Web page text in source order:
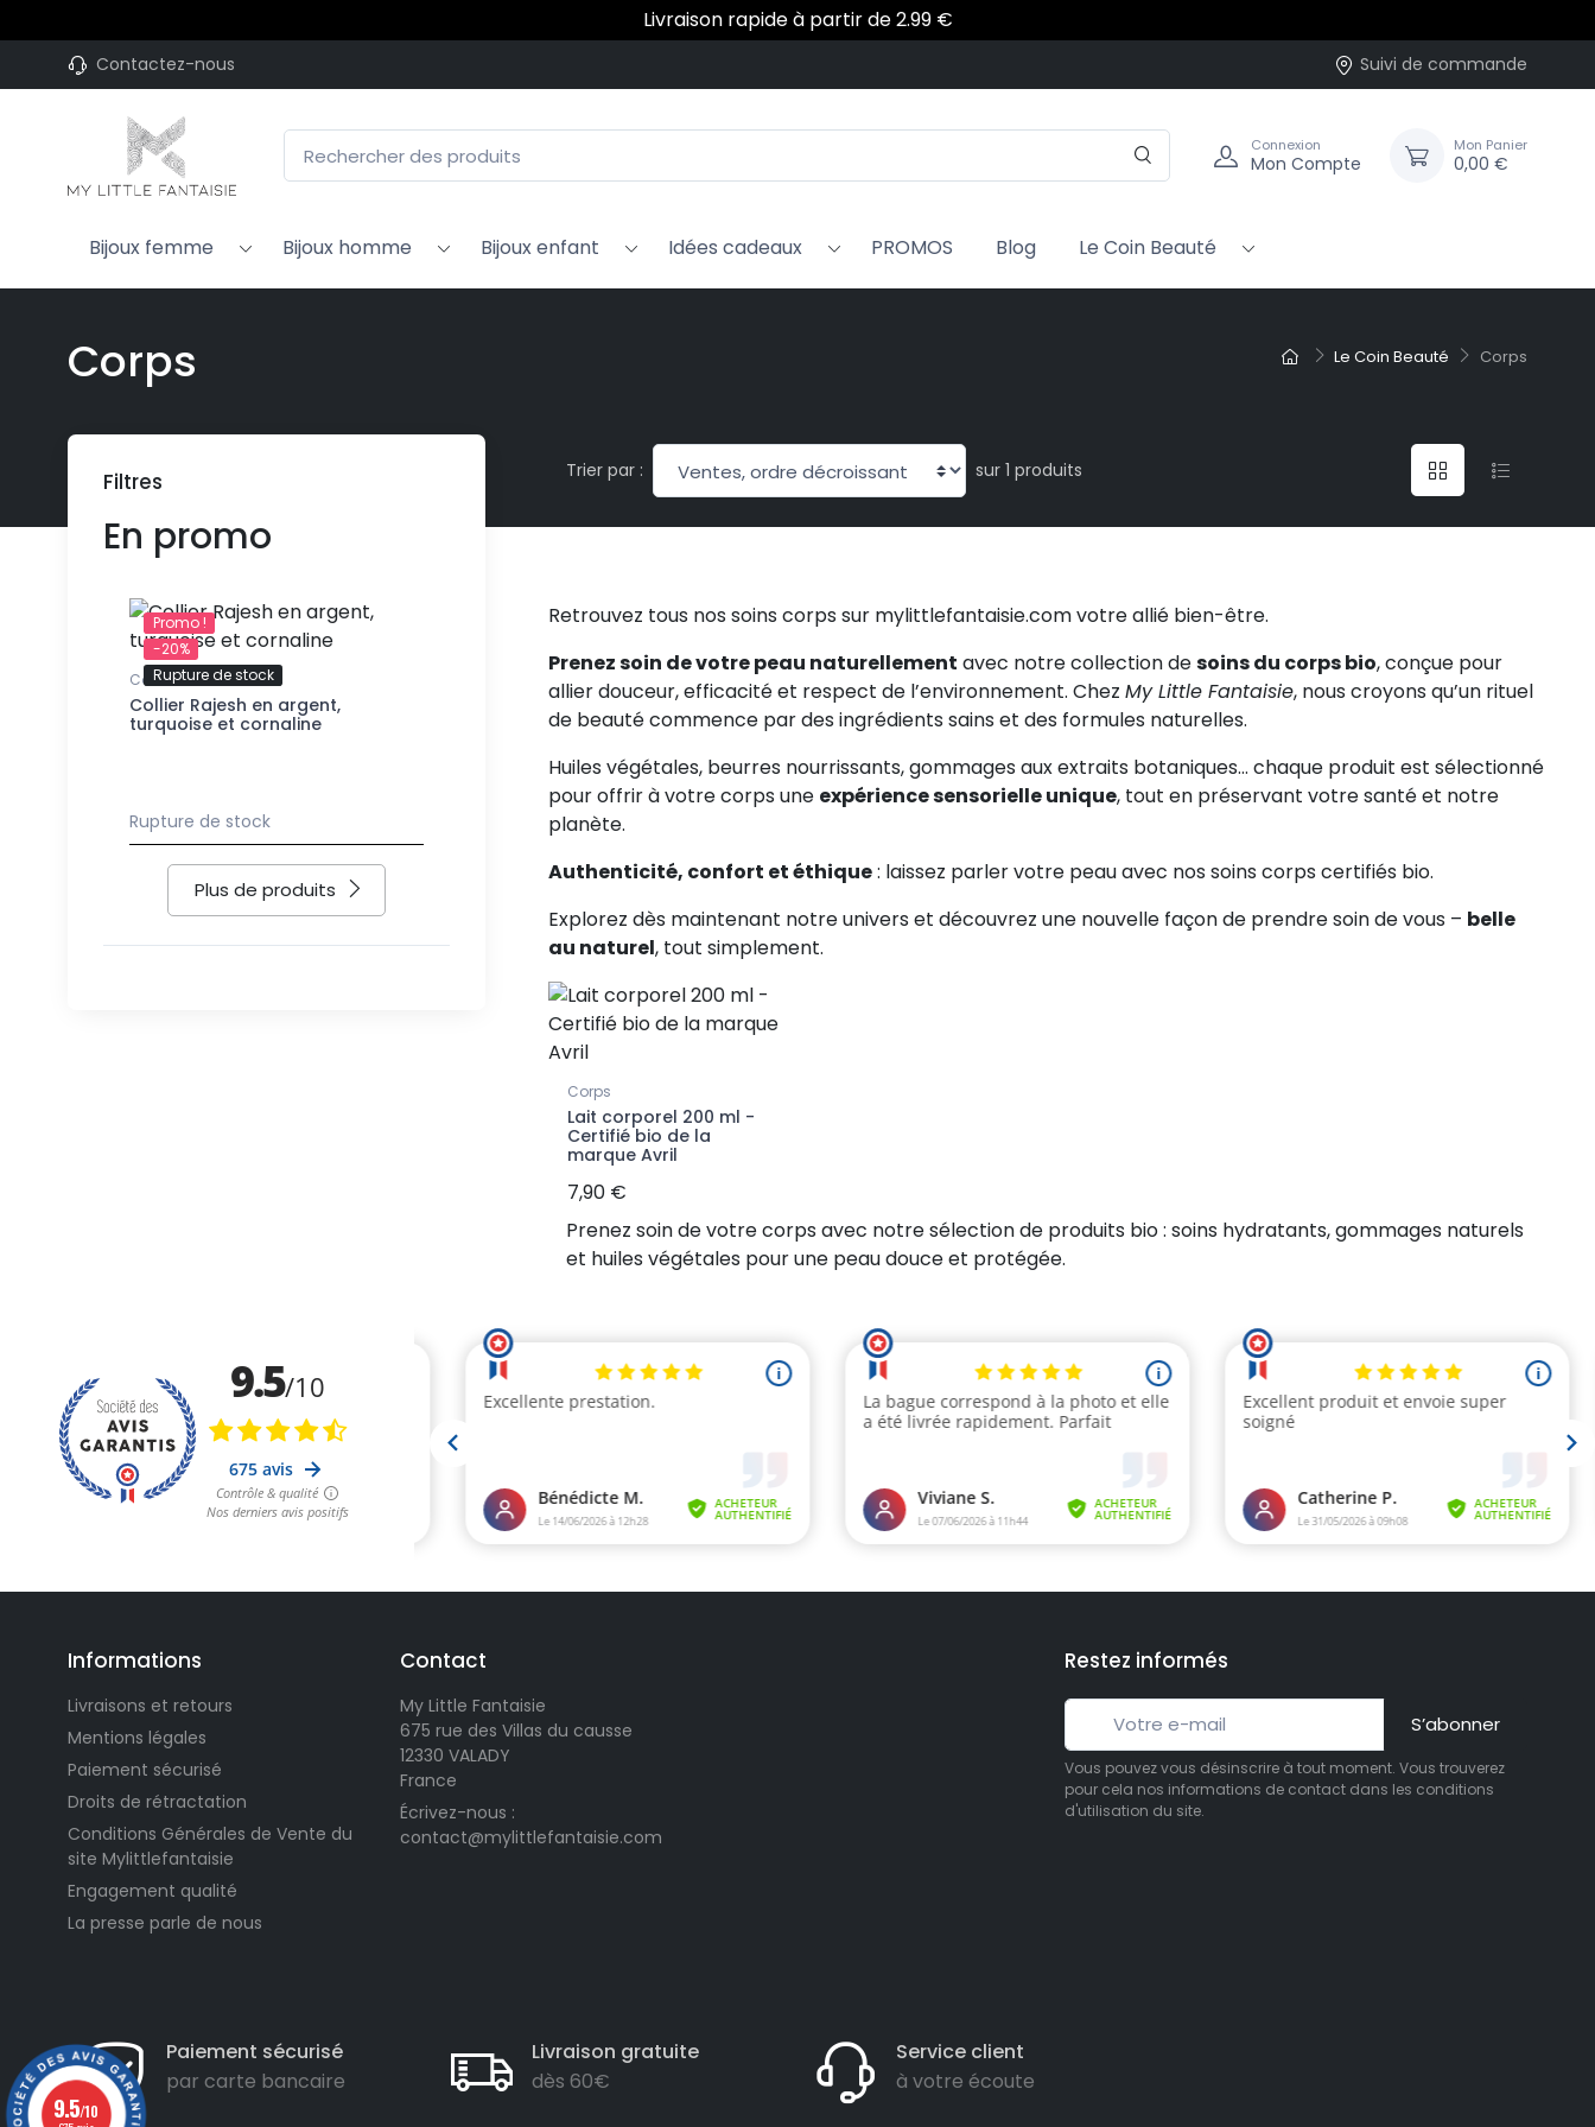
Livraison rapide à partir de 2.99 €
Plus de 10 ans que My Little Fantaisie transforme les jours gris en arc-en-ciel…
Contactez-nous Suivi de commande
Connexion
Mon Compte
Mon Panier
0,00 €
Bijoux femme Bijoux homme Bijoux enfant Idées cadeaux PROMOS Blog Le Coin Beauté
Le Coin Beauté Corps
Corps
Filtres
En promo
Promo !
-20%
Rupture de stock
Colliers "ras du cou"
Collier Rajesh en argent,
turquoise et cornaline
Rupture de stock
Colliers "ras du cou"
Collier Marilyn gouttes d'argent
lisses et brossées
187,90 €
-20%
Joncs pour enfant
Jonc argent Vangovango pour
adoslescente
126,16 € 157,70 €
(3 avis)
-20%
Colliers et Chaînes femme
Collier long main de Fatma
breloques
Colliers longs pour femme
argent, turquoise, cuir et
breloques colorées
Plus de produits
Trier par : sur 1 produits
Retrouvez tous nos soins corps sur mylittlefantaisie.com votre allié bien-être.
Prenez soin de votre peau naturellement avec notre collection desoins du corps bio, conçue pour
allier douceur, efficacité et respect de l’environnement. Chez My Little Fantaisie, nous croyons qu’un rituel
de beauté commence par des ingrédients sains et des formules naturelles.
Huiles végétales, beurres nourrissants, gommages aux extraits botaniques… chaque produit est sélectionné
pour offrir à votre corps une expérience sensorielle unique, tout en préservant votre santé et notre
planète.
Authenticité, confort et éthique: laissez parler votre peau avec nos soins corps certifiés bio.
Explorez dès maintenant notre univers et découvrez une nouvelle façon de prendre soin de vous – belle
au naturel, tout simplement.
Corps
Lait corporel 200 ml -
Certifié bio de la
marque Avril
7,90 €
Prenez soin de votre corps avec notre sélection de produits bio : soins hydratants, gommages naturels
et huiles végétales pour une peau douce et protégée.
Informations
Livraisons et retours
Mentions légales
Paiement sécurisé
Droits de rétractation
Conditions Générales de Vente du
site Mylittlefantaisie
Engagement qualité
La presse parle de nous
Contact
My Little Fantaisie
675 rue des Villas du causse
12330 VALADY
France
Écrivez-nous :
contact@mylittlefantaisie.com
Restez informés
S’abonner
Vous pouvez vous désinscrire à tout moment. Vous trouverez
pour cela nos informations de contact dans les conditions
d'utilisation du site.
Paiement sécurisé
par carte bancaire
Livraison gratuite
dès 60€
Service client
à votre écoute
9.5/10